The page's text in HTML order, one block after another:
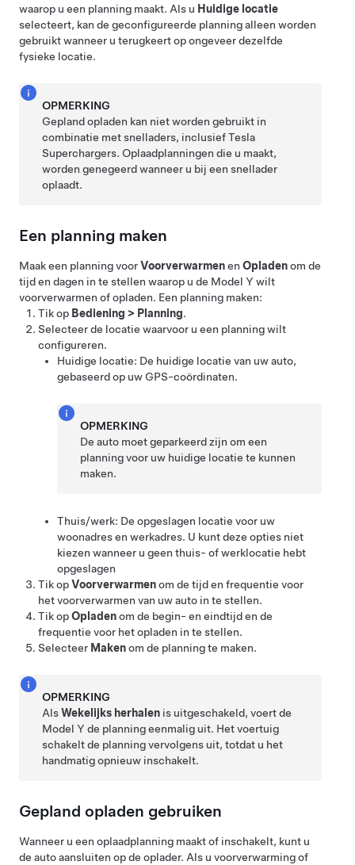
waarop u een planning maakt. Als u Huidige locatie
selecteert, kan de geconfigureerde planning alleen worden
gebruikt wanneer u terugkeert op ongeveer dezelfde
fysieke locatie.
OPMERKING
Gepland opladen kan niet worden gebruikt in
combinatie met snelladers, inclusief Tesla
Superchargers. Oplaadplanningen die u maakt,
worden genegeerd wanneer u bij een snellader
oplaadt.
Een planning maken
Maak een planning voorVoorverwarmenen Opladenom de
tijd en dagen in te stellen waarop u de Model Y wilt
voorverwarmen of opladen. Een planning maken:
Tik op Bediening > Planning.
Selecteer de locatie waarvoor u een planning wilt
configureren.
Huidige locatie: De huidige locatie van uw auto,
gebaseerd op uw GPS-coördinaten.
OPMERKING
De auto moet geparkeerd zijn om een
planning voor uw huidige locatie te kunnen
maken.
Thuis/werk: De opgeslagen locatie voor uw
woonadres en werkadres. U kunt deze opties niet
kiezen wanneer u geen thuis- of werklocatie hebt
opgeslagen
Tik opVoorverwarmenom de tijd en frequentie voor
het voorverwarmen van uw auto in te stellen.
Tik opOpladenom de begin- en eindtijd en de
frequentie voor het opladen in te stellen.
Selecteer Makenom de planning te maken.
OPMERKING
AlsWekelijks herhalen is uitgeschakeld, voert de
Model Y de planning eenmalig uit. Het voertuig
schakelt de planning vervolgens uit, totdat u het
handmatig opnieuw inschakelt.
Gepland opladen gebruiken
Wanneer u een oplaadplanning maakt of inschakelt, kunt u
de auto aansluiten op de oplader. Als u voorverwarming of